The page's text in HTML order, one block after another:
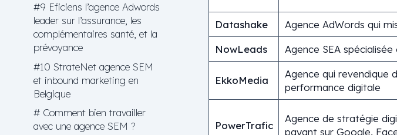
#9 Eficiens l’agence Adwords
leader sur l’assurance, les
complémentaires santé, et la
prévoyance
#10 StrateNet agence SEM
et inbound marketing en
Belgique
# Comment bien travailler
avec une agence SEM ?
Datashake
Agence AdWords qui
NowLeads
Agence SEA spécialisée
EkkoMedia
Agence qui revendique
performance digitale
PowerTrafic
Agence de stratégie
payant sur Google,